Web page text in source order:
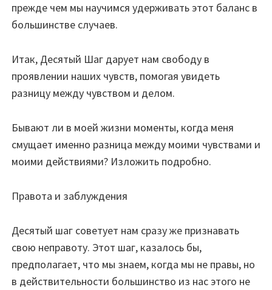
прежде чем мы научимся удерживать этот баланс в
большинстве случаев.
Итак, Десятый Шаг дарует нам свободу в
проявлении наших чувств, помогая увидеть
разницу между чувством и делом.
Бывают ли в моей жизни моменты, когда меня
смущает именно разница между моими чувствами и
моими действиями? Изложить подробно.
Правота и заблуждения
Десятый шаг советует нам сразу же признавать
свою неправоту. Этот шаг, казалось бы,
предполагает, что мы знаем, когда мы не правы, но
в действительности большинство из нас этого не